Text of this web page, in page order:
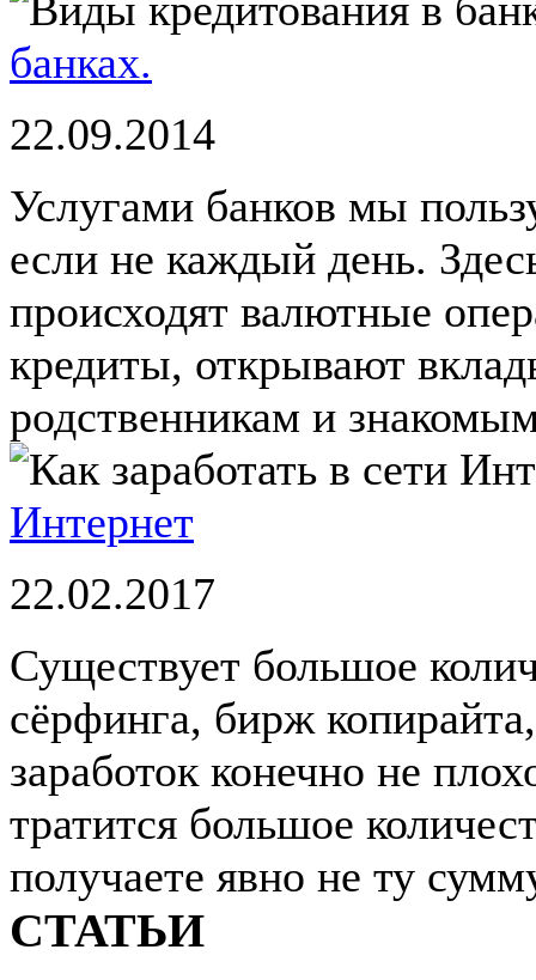
банках.
22.09.2014
Услугами банков мы
если не каждый день.
происходят валютные
кредиты, открывают
родственникам и
Интернет
22.02.2017
Существует большое
сёрфинга, бирж
заработок конечно не
тратится большое
получаете явно не ту
СТАТЬИ